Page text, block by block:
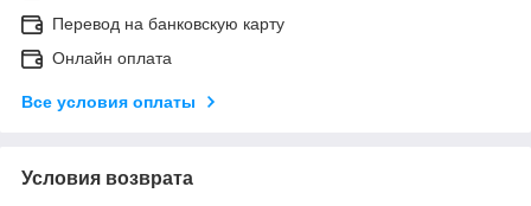
Перевод на банковскую карту
Онлайн оплата
Все условия оплаты
Условия возврата